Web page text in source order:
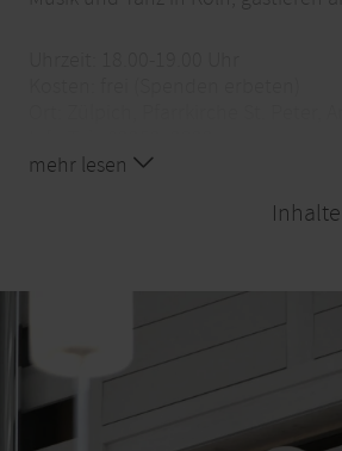
E-Mail:holger.weimbs@erzbistum-
mehr lesen